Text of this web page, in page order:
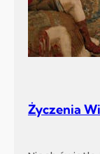
Życzenia